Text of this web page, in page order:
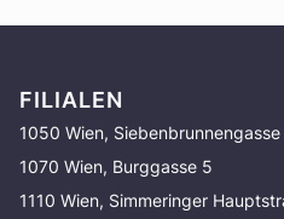
FILIALEN
1050 Wien, Siebenbrunnengasse
1070 Wien, Burggasse 5
1110 Wien, Simmeringer